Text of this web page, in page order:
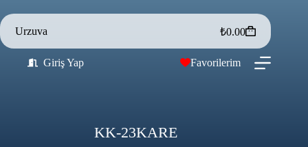
Urzuva ₺0.00
Giriş Yap Favorilerim
KK-23KARE